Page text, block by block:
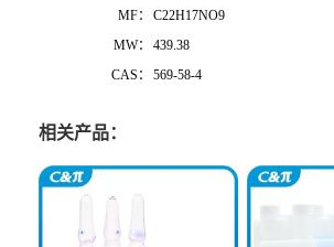
MF：
C22H17NO9
MW：
439.38
CAS：
569-58-4
相关产品：